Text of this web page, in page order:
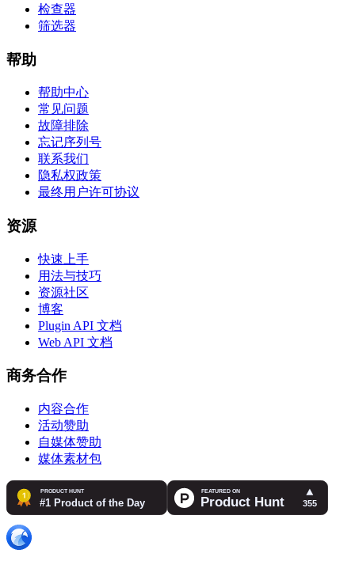
检查器
筛选器
帮助
帮助中心
常见问题
故障排除
忘记序列号
联系我们
隐私权政策
最终用户许可协议
资源
快速上手
用法与技巧
资源社区
博客
Plugin API 文档
Web API 文档
商务合作
内容合作
活动赞助
自媒体赞助
媒体素材包